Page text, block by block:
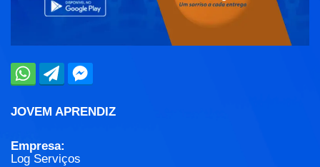
JOVEM APRENDIZ
Empresa:
Log Serviços